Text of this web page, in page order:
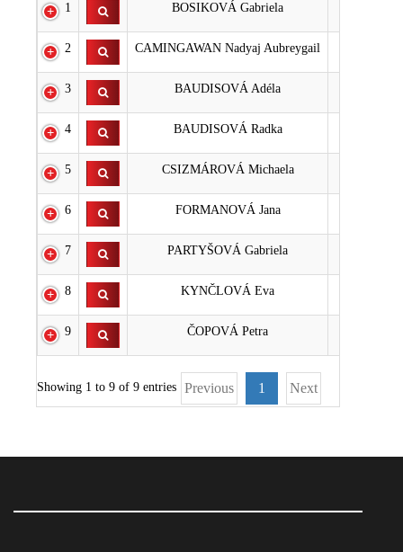
1 BOSIKOVÁ Gabriela
2 CAMINGAWAN Nadyaj Aubreygail
3 BAUDISOVÁ Adéla
4 BAUDISOVÁ Radka
5 CSIZMÁROVÁ Michaela
6 FORMANOVÁ Jana
7 PARTYŠOVÁ Gabriela
8 KYNČLOVÁ Eva
9 ČOPOVÁ Petra
Showing 1 to 9 of 9 entries Previous 1 Next